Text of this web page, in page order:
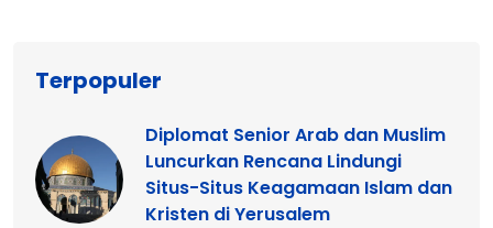
Terpopuler
Diplomat Senior Arab dan Muslim
Luncurkan Rencana Lindungi
Situs-Situs Keagamaan Islam dan
Kristen di Yerusalem